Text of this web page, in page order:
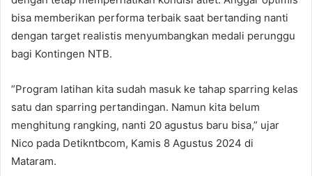
bisa memberikan performa terbaik saat bertanding nanti
dengan target realistis menyumbangkan medali perunggu
bagi Kontingen NTB.
”Program latihan kita sudah masuk ke tahap sparring kelas
satu dan sparring pertandingan. Namun kita belum
menghitung rangking, nanti 20 agustus baru bisa,” ujar
Nico pada Detikntbcom, Kamis 8 Agustus 2024 di
Mataram.